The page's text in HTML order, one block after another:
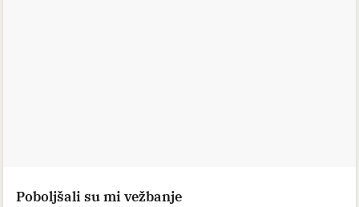
Poboljšali su mi vežbanje